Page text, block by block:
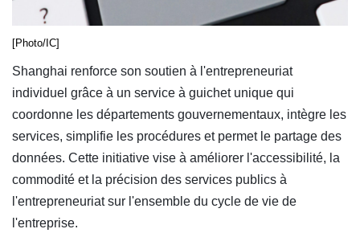
[Photo/IC]
Shanghai renforce son soutien à l'entrepreneuriat
individuel grâce à un service à guichet unique qui
coordonne les départements gouvernementaux, intègre les
services, simplifie les procédures et permet le partage des
données. Cette initiative vise à améliorer l'accessibilité, la
commodité et la précision des services publics à
l'entrepreneuriat sur l'ensemble du cycle de vie de
l'entreprise.